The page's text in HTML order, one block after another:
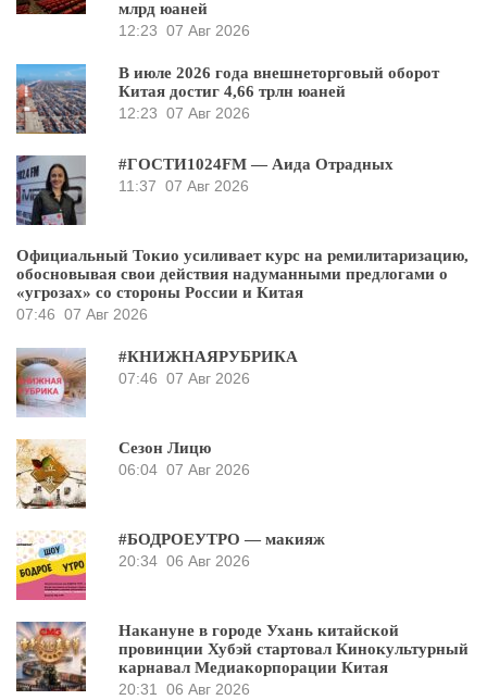
млрд юаней
12:23 07 Авг 2026
В июле 2026 года внешнеторговый оборот
Китая достиг 4,66 трлн юаней
12:23 07 Авг 2026
#ГОСТИ1024FM — Аида Отрадных
11:37 07 Авг 2026
Официальный Токио усиливает курс на ремилитаризацию,
обосновывая свои действия надуманными предлогами о
«угрозах» со стороны России и Китая
07:46 07 Авг 2026
#КНИЖНАЯРУБРИКА
07:46 07 Авг 2026
Сезон Лицю
06:04 07 Авг 2026
#БОДРОЕУТРО — макияж
20:34 06 Авг 2026
Накануне в городе Ухань китайской
провинции Хубэй стартовал Кинокультурный
карнавал Медиакорпорации Китая
20:31 06 Авг 2026